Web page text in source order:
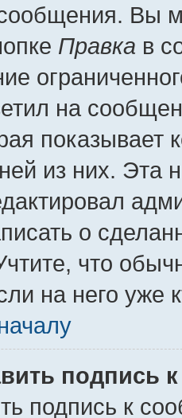
Вы
Правка в
на
показывает
из них. Эта
о
что
на него уже
подпись
подпись к